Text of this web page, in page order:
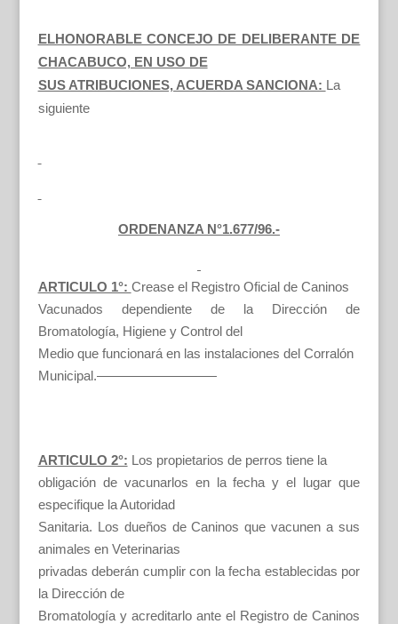
ELHONORABLE CONCEJO DE DELIBERANTE DE
CHACABUCO, EN USO DE
SUS ATRIBUCIONES, ACUERDA SANCIONA: La
siguiente
ORDENANZA N°1.677/96.-
ARTICULO 1°: Crease el Registro Oficial de Caninos
Vacunados dependiente de la Dirección de
Bromatología, Higiene y Control del
Medio que funcionará en las instalaciones del Corralón
Municipal.—————————
ARTICULO 2°: Los propietarios de perros tiene la
obligación de vacunarlos en la fecha y el lugar que
especifique la Autoridad
Sanitaria. Los dueños de Caninos que vacunen a sus
animales en Veterinarias
privadas deberán cumplir con la fecha establecidas por
la Dirección de
Bromatología y acreditarlo ante el Registro de Caninos